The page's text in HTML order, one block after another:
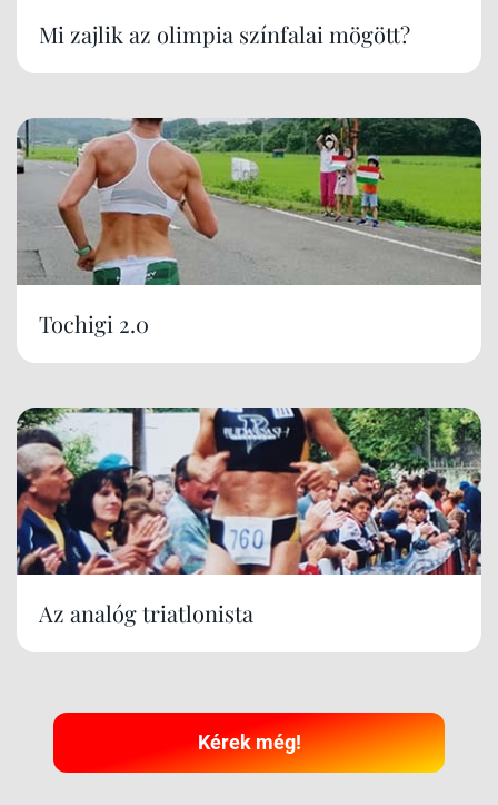
Mi zajlik az olimpia színfalai mögött?
Tochigi 2.0
Az analóg triatlonista
Kérek még!